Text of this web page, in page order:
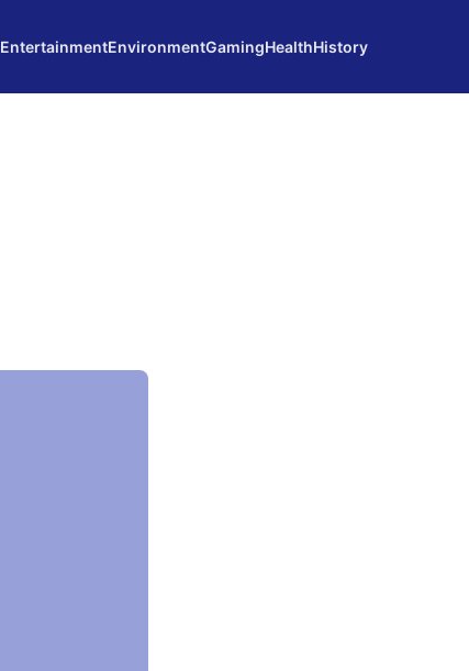
EntertainmentEnvironmentGamingHealthHistory